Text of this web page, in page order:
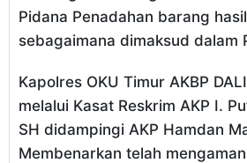
Pidana Penadahan barang
sebagaimana dimaksud dalam
Kapolres OKU Timur AKBP
melalui Kasat Reskrim AKP I.
SH didampingi AKP Hamdan
Membenarkan telah